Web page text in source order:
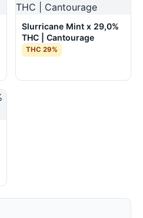
Slurricane Mint x 29,0%
THC | Cantourage
THC 29%